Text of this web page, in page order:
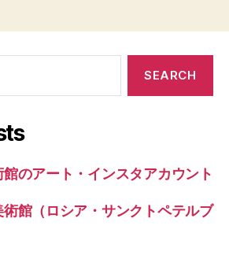
のアート・インスタアカウント
館（ロシア・サンクトペテルブ